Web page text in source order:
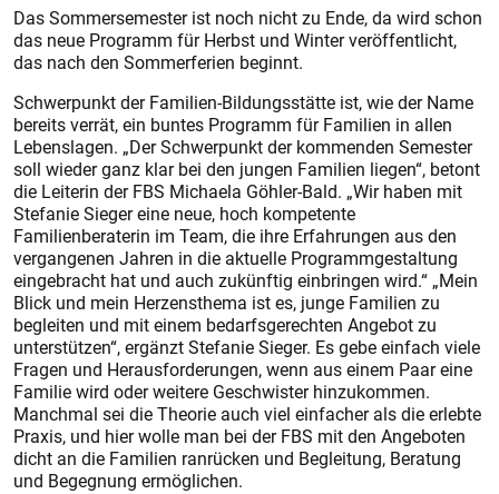
Das Sommersemester ist noch nicht zu Ende, da wird schon
das neue Programm für Herbst und Winter veröffentlicht,
das nach den Sommerferien beginnt.
Schwerpunkt der Familien-Bildungsstätte ist, wie der Name
bereits verrät, ein buntes Programm für Familien in allen
Lebenslagen. „Der Schwerpunkt der kommenden Semester
soll wieder ganz klar bei den jungen Familien liegen“, betont
die Leiterin der FBS Michaela Göhler-Bald. „Wir haben mit
Stefanie Sieger eine neue, hoch kompetente
Familienberaterin im Team, die ihre Erfahrungen aus den
vergangenen Jahren in die aktuelle Programmgestaltung
eingebracht hat und auch zukünftig einbringen wird.“ „Mein
Blick und mein Herzensthema ist es, junge Familien zu
begleiten und mit einem bedarfsgerechten Angebot zu
unterstützen“, ergänzt Stefanie Sieger. Es gebe einfach viele
Fragen und Herausforderungen, wenn aus einem Paar eine
Familie wird oder weitere Geschwister hinzukommen.
Manchmal sei die Theorie auch viel einfacher als die erlebte
Praxis, und hier wolle man bei der FBS mit den Angeboten
dicht an die Familien ranrücken und Begleitung, Beratung
und Begegnung ermöglichen.